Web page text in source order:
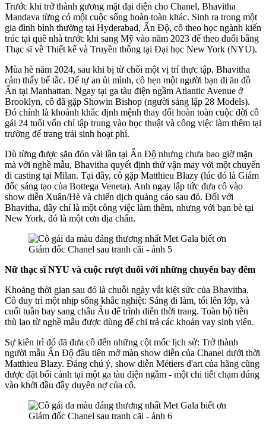
Trước khi trở thành gương mặt đại diện cho Chanel, Bhavitha
Mandava từng có một cuộc sống hoàn toàn khác. Sinh ra trong một
gia đình bình thường tại Hyderabad, Ấn Độ, cô theo học ngành kiến
trúc tại quê nhà trước khi sang Mỹ vào năm 2023 để theo đuổi bằng
Thạc sĩ về Thiết kế và Truyền thông tại Đại học New York (NYU).
Mùa hè năm 2024, sau khi bị từ chối một vị trí thực tập, Bhavitha
cảm thấy bế tắc. Để tự an ủi mình, cô hẹn một người bạn đi ăn đồ
Ấn tại Manhattan. Ngay tại ga tàu điện ngầm Atlantic Avenue ở
Brooklyn, cô đã gặp Showin Bishop (người sáng lập 28 Models).
Đó chính là khoảnh khắc định mệnh thay đổi hoàn toàn cuộc đời cô
gái 24 tuổi vốn chỉ tập trung vào học thuật và công việc làm thêm tại
trường để trang trải sinh hoạt phí.
Dù từng được săn đón vài lần tại Ấn Độ nhưng chưa bao giờ mặn
mà với nghề mẫu, Bhavitha quyết định thử vận may với một chuyến
đi casting tại Milan. Tại đây, cô gặp Matthieu Blazy (lúc đó là Giám
đốc sáng tạo của Bottega Veneta). Anh ngay lập tức đưa cô vào
show diễn Xuân/Hè và chiến dịch quảng cáo sau đó. Đối với
Bhavitha, đây chỉ là một công việc làm thêm, nhưng với bạn bè tại
New York, đó là một cơn địa chấn.
Nữ thạc sĩ NYU và cuộc rượt đuổi với những chuyến bay đêm
Khoảng thời gian sau đó là chuỗi ngày vắt kiệt sức của Bhavitha.
Cô duy trì một nhịp sống khắc nghiệt: Sáng đi làm, tối lên lớp, và
cuối tuần bay sang châu Âu để trình diễn thời trang. Toàn bộ tiền
thù lao từ nghề mẫu được dùng để chi trả các khoản vay sinh viên.
Sự kiên trì đó đã đưa cô đến những cột mốc lịch sử: Trở thành
người mẫu Ấn Độ đầu tiên mở màn show diễn của Chanel dưới thời
Matthieu Blazy. Đáng chú ý, show diễn Métiers d'art của hãng cũng
được đặt bối cảnh tại một ga tàu điện ngầm - một chi tiết chạm đúng
vào khởi đầu đầy duyên nợ của cô.